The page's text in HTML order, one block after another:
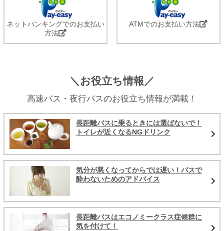
ネットバンキングでのお支払い
方法
ATMでのお支払い方法
＼お役立ち情報／
高速バス・夜行バスのお役立ち情報が満載！
長距離バスに乗るときには選ばないで！
トイレが近くなるNGドリンク
気分が悪くなってからでは遅い！バスで
酔わないためのアドバイス
長距離バスはエコノミークラス症候群に
気を付けて！